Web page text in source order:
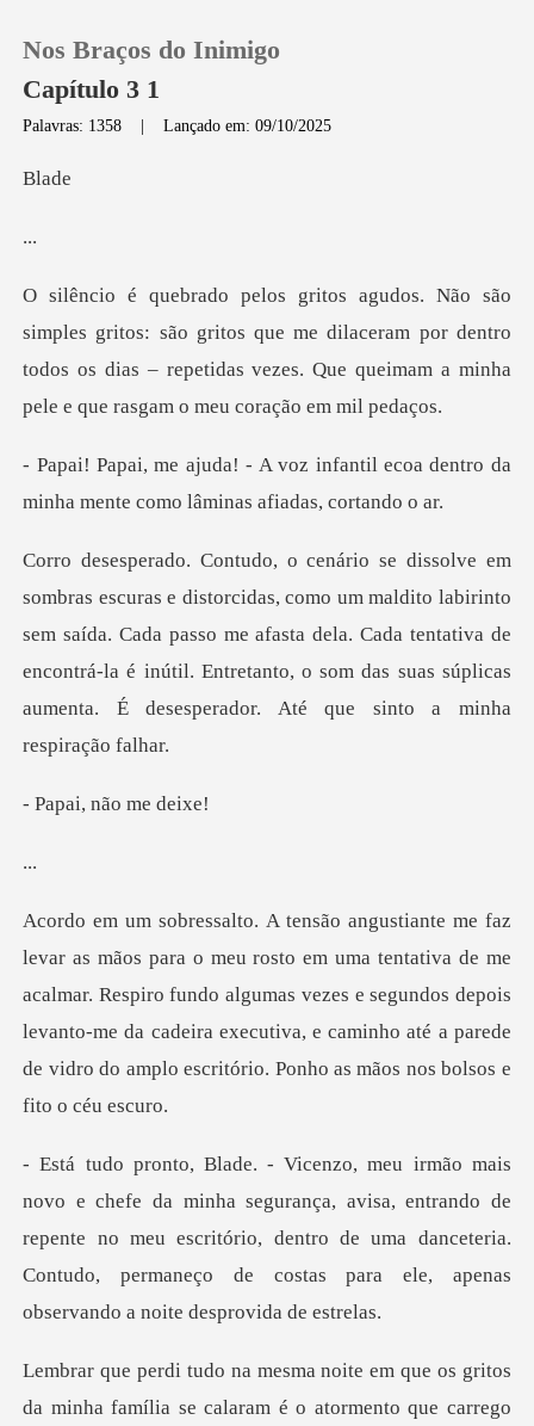
Histórico
Baixar App
Nos Braços do Inimigo
Capítulo 3 1
Palavras: 1358 |Lançado em: 09/10/2025
l
.
ão gritos que me dilaceram por dentro
todos os dias – repetidas veze
nfantil ecoa dentro da
minha mente
ito labirinto
sem saída. Cada passo me afasta dela. Cada tentativa de
encontrá-la é inútil. Entr
, não m
.
iva de me
acalmar. Respiro fundo algumas vezes e segundos depois
levanto-me da cadeira executiva,
ça, avisa, entrando de
repente no meu escritório, dentro de uma danceteria.
Contud